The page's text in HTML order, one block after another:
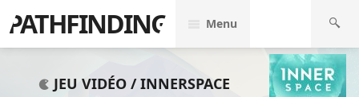
PATHFINDING Menu
JEU VIDÉO /INNERSPACE